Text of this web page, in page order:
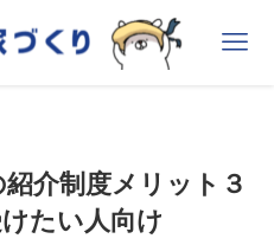
介制度メリット３
たい人向け